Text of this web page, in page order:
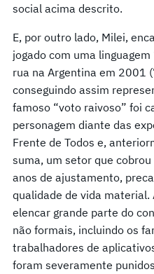
social acima descrito.
E, por outro lado, Milei,
jogado com uma
rua na Argentina em 2001
conseguindo assim
famoso “voto raivoso” foi
personagem diante das
Frente de Todos e,
suma, um setor que
anos de ajustamento,
qualidade de vida
elencar grande parte do
não formais, incluindo os
trabalhadores de
foram severamente